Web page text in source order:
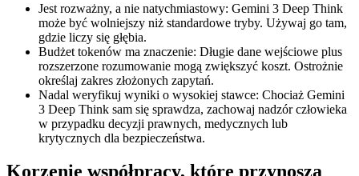
Jest rozważny, a nie natychmiastowy: Gemini 3 Deep Think
może być wolniejszy niż standardowe tryby. Używaj go tam,
gdzie liczy się głębia.
Budżet tokenów ma znaczenie: Długie dane wejściowe plus
rozszerzone rozumowanie mogą zwiększyć koszt. Ostrożnie
określaj zakres złożonych zapytań.
Nadal weryfikuj wyniki o wysokiej stawce: Chociaż Gemini
3 Deep Think sam się sprawdza, zachowaj nadzór człowieka
w przypadku decyzji prawnych, medycznych lub
krytycznych dla bezpieczeństwa.
Korzenie współpracy, które przynoszą